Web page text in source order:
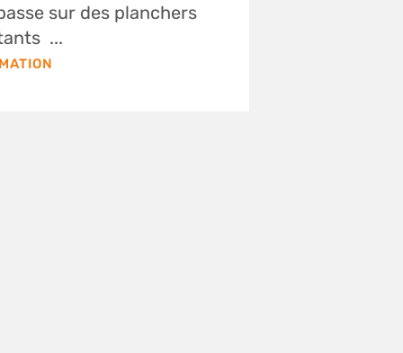
sur des planchers
...